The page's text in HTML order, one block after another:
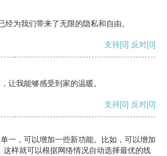
为我们带来了无限的隐私和自由。
支持[0] 反对[0]
让我能够感受到家的温暖。
支持[0] 反对[0]
一，可以增加一些新功能。比如，可以增加
这样就可以根据网络情况自动选择最优的线